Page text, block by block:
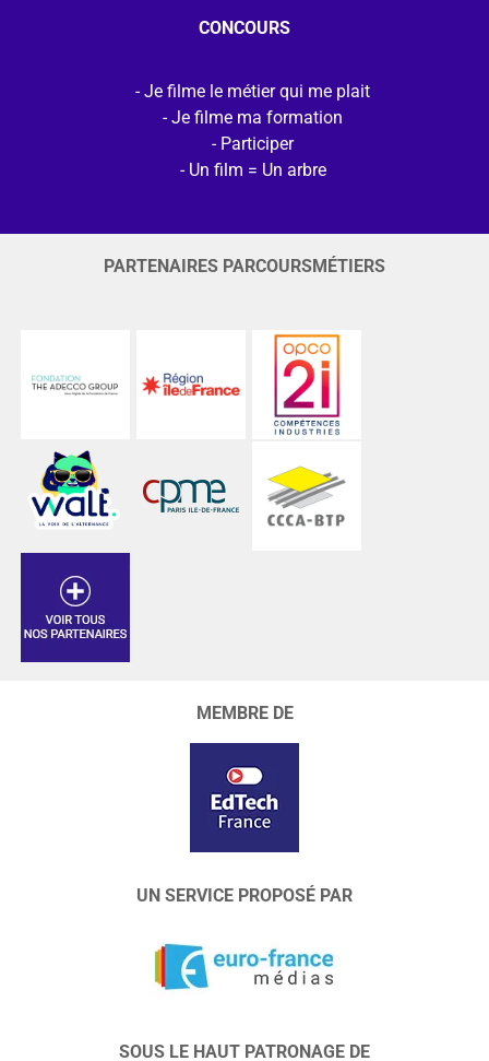
CONCOURS
Je filme le métier qui me plait
Je filme ma formation
Participer
Un film = Un arbre
PARTENAIRES PARCOURSMÉTIERS
MEMBRE DE
UN SERVICE PROPOSÉ PAR
SOUS LE HAUT PATRONAGE DE